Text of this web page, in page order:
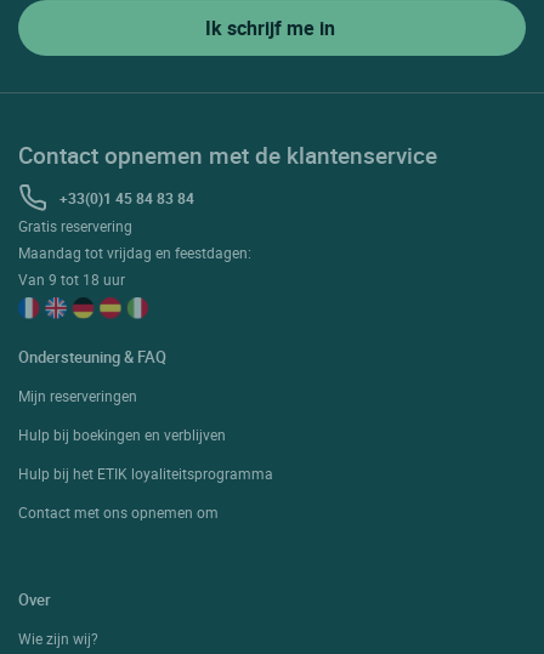
Contact opnemen met de klantenservice
+33(0)1 45 84 83 84
Gratis reservering
Maandag tot vrijdag en feestdagen:
Van 9 tot 18 uur
Ondersteuning & FAQ
Mijn reserveringen
Hulp bij boekingen en verblijven
Hulp bij het ETIK loyaliteitsprogramma
Contact met ons opnemen om
Over
Wie zijn wij?